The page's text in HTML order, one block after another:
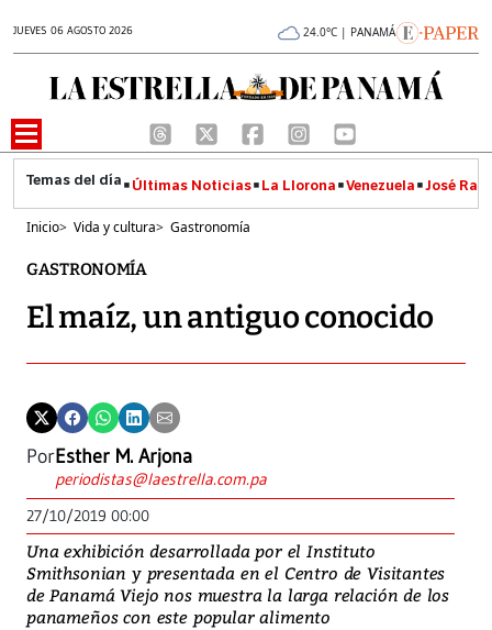
JUEVES 06 AGOSTO 2026 24.0°C | PANAMÁ
Últimas Noticias La Llorona Venezuela José
Inicio> Vida y cultura> Gastronomía
GASTRONOMÍA
El maíz, un antiguo conocido
PorEsther M. Arjona
periodistas@laestrella.com.pa
27/10/2019 00:00
Una exhibición desarrollada por el Instituto
Smithsonian y presentada en el Centro de Visitantes
de Panamá Viejo nos muestra la larga relación de los
panameños con este popular alimento